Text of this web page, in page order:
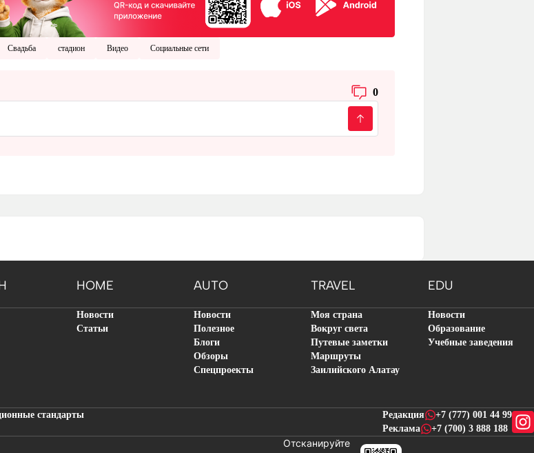
Свадьба стадион Видео Социальные сети
0
HOME AUTO TRAVEL EDU
Новости
Статьи
Новости
Полезное
Блоги
Обзоры
Спецпроекты
Моя страна
Вокруг света
Путевые заметки
Маршруты
Заилийского Алатау
Новости
Образование
Учебные заведения
стандарты Редакция
+7 (777) 001 44 99
Реклама
+7 (700) 3 888 188
Отсканируйте